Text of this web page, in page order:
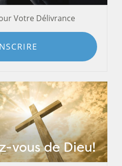
Votre Délivrance
vous de Dieu!